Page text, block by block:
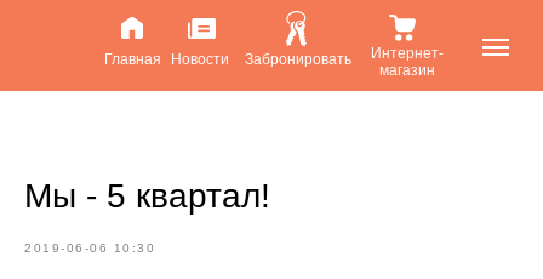
Главная Новости Забронировать
Интернет-
магазин
Мы - 5 квартал!
2019-06-06 10:30